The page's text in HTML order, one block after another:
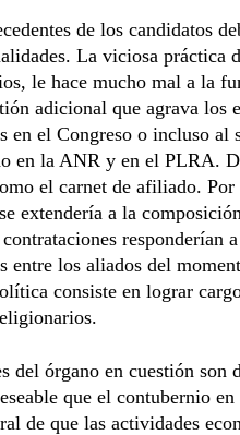
de los candidatos
La viciosa práctica
le hace mucho mal a la
adicional que agrava los
en el Congreso o incluso al
en la ANR y en el PLRA.
el carnet de afiliado.
extendería a la
responderían
entre los aliados del
consiste en lograr
del órgano en cuestión son
que el contubernio
de que las actividades